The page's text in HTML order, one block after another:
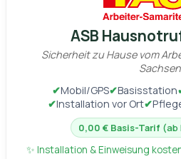
ASB
Sicherheit zu Hause vom
Sachsen
✔Mobil/GPS✔Basisstation
✔Installation vor Ort✔
0,00 € Basis-Tarif (ab
✨ Installation & Einweisung